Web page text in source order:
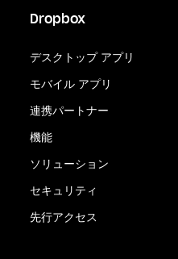
Dropbox
デスクトップ アプリ
モバイル アプリ
連携パートナー
機能
ソリューション
セキュリティ
先行アクセス